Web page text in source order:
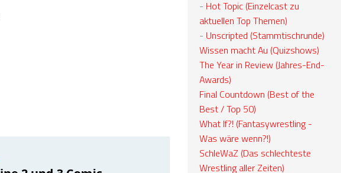
- Hot Topic (Einzelcast zu
aktuellen Top Themen)
- Unscripted (Stammtischrunde)
Wissen macht Au (Quizshows)
The Year in Review (Jahres-End-
Awards)
Final Countdown (Best of the
Best / Top 50)
What If?! (Fantasywrestling -
Was wäre wenn?!)
SchleWaZ (Das schlechteste
Wrestling aller Zeiten)